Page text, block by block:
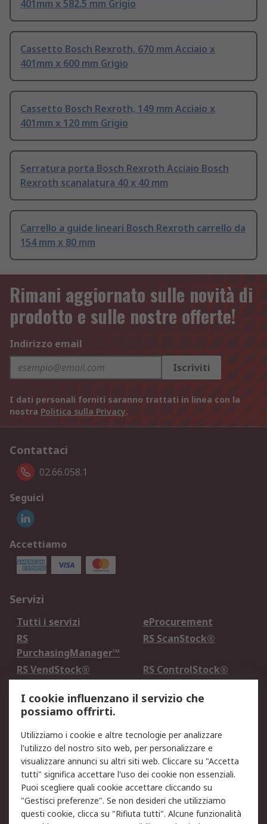
401mm x 582.5 mm Grigio
Cassetto Bosch Rexroth, 670 mm Acciaio x
401mm x 600 mm Grigio
Cassetto Bosch Rexroth, 149 mm Acciaio x
401mm x 120 mm Grigio
Serratura porta Bosch Rexroth Acciaio Bosch
Rexroth scanalatura 40 x 40 mm
Carrello a guide lineari Bosch Rexroth carrello da
154 mm x 80 mm
Rimani aggiornato sulle novità di
prodotto e sulle nostre offerte!
Indirizzo email
Iscriviti
I dati personali forniti saranno trattati in linea con la
nostra Politica sulla Privacy.
Contattaci
02.66.058.1
Seguici
Accettiamo
Servizi
Tutti i servizi
eProcurement
RS
PurchasingManager™
RS ScanStock®
RS VendStock®
RS ControlStock®
Legale
Informativa Cookie
Informativa Privacy -
Aggiornata
Email Security
Termini d'uso
Condizioni di vendita
Condizioni generali di
servizio
Etica e responsabilità
I cookie influenzano il servizio che
possiamo offrirti.
Utilizziamo i cookie e altre tecnologie per analizzare
l'utilizzo del nostro sito web, per personalizzare e
visualizzare annunci su altri siti web. Cliccare su "Accetta
tutti" significa accettare l'uso dei cookie non essenziali.
Puoi scegliere quali cookie accettare cliccando su
"Gestisci preferenze". Se non desideri che utilizziamo
questi cookie, clicca su "Rifiuta tutti". Alcune funzionalità